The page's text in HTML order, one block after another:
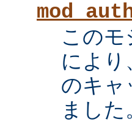
この
によ
のキャ
ました